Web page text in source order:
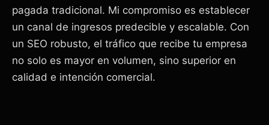
pagada tradicional. Mi compromiso es establecer
un canal de ingresos predecible y escalable. Con
un SEO robusto, el tráfico que recibe tu empresa
no solo es mayor en volumen, sino superior en
calidad e intención comercial.